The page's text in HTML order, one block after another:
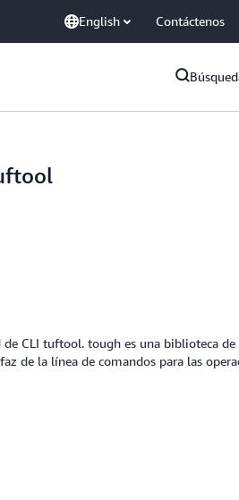
English Contáctenos
CLI tuftool. tough es una biblioteca
de la línea de comandos para las